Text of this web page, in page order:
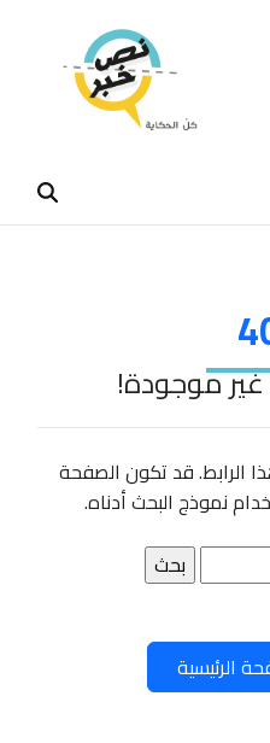
غير موجودة!
الرابط. قد تكون الصفحة
نموذج البحث أدناه.
الرئيسية